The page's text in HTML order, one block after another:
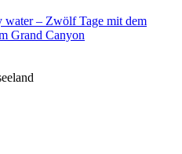
water – Zwölf Tage mit dem
Grand Canyon